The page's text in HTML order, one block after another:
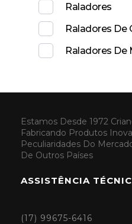
Raladores
Raladores De
Raladores De
Estamos Desde 1972
Fabricando Produtos
Peculiaridades Do
De Outros Países
ASSISTÊNCIA
(17) 99675-6416